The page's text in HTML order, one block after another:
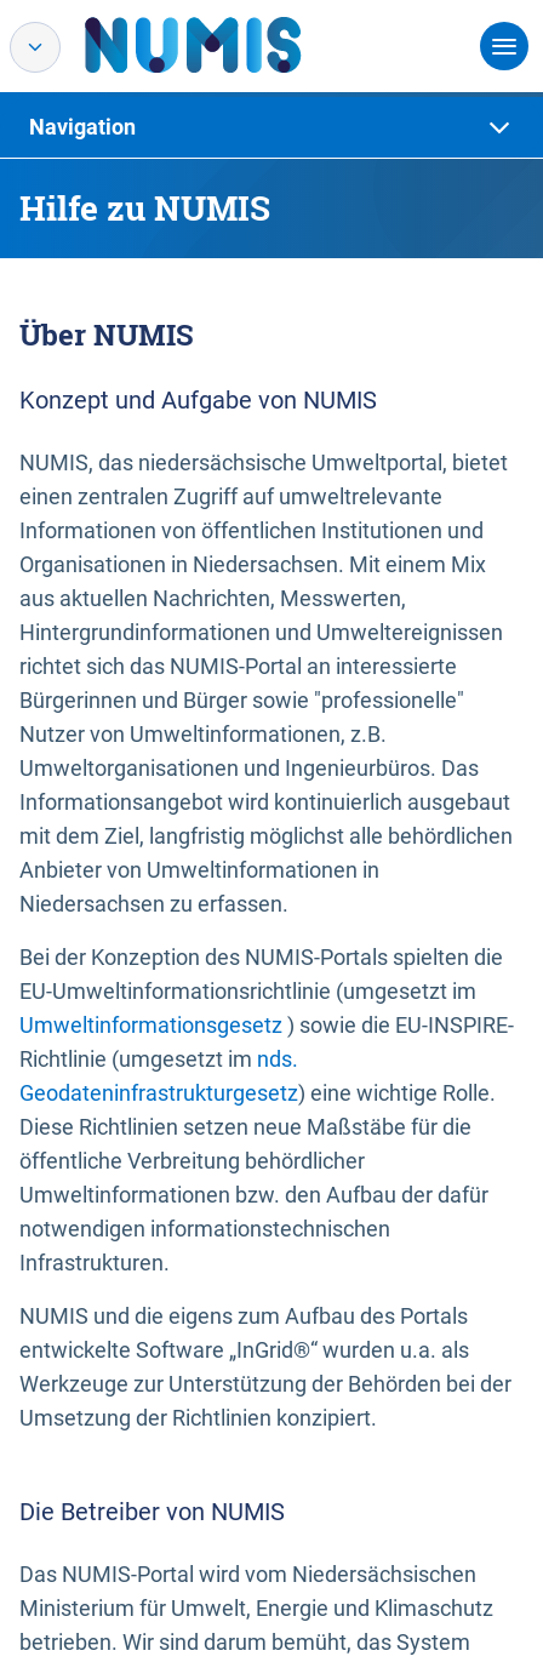
Hilfe zu NUMIS
Navigation
Über NUMIS
Konzept und Aufgabe von NUMIS
NUMIS, das niedersächsische Umweltportal, bietet
einen zentralen Zugriff auf umweltrelevante
Informationen von öffentlichen Institutionen und
Organisationen in Niedersachsen. Mit einem Mix
aus aktuellen Nachrichten, Messwerten,
Hintergrundinformationen und Umweltereignissen
richtet sich das NUMIS-Portal an interessierte
Bürgerinnen und Bürger sowie "professionelle"
Nutzer von Umweltinformationen, z.B.
Umweltorganisationen und Ingenieurbüros. Das
Informationsangebot wird kontinuierlich ausgebaut
mit dem Ziel, langfristig möglichst alle behördlichen
Anbieter von Umweltinformationen in
Niedersachsen zu erfassen.
Bei der Konzeption des NUMIS-Portals spielten die
EU-Umweltinformationsrichtlinie (umgesetzt im
Umweltinformationsgesetz) sowie die EU-INSPIRE-
Richtlinie (umgesetzt im nds.
Geodateninfrastrukturgesetz) eine wichtige Rolle.
Diese Richtlinien setzen neue Maßstäbe für die
öffentliche Verbreitung behördlicher
Umweltinformationen bzw. den Aufbau der dafür
notwendigen informationstechnischen
Infrastrukturen.
NUMIS und die eigens zum Aufbau des Portals
entwickelte Software „InGrid®“ wurden u.a. als
Werkzeuge zur Unterstützung der Behörden bei der
Umsetzung der Richtlinien konzipiert.
Die Betreiber von NUMIS
Das NUMIS-Portal wird vom Niedersächsischen
Ministerium für Umwelt, Energie und Klimaschutz
betrieben. Wir sind darum bemüht, das System